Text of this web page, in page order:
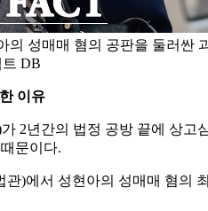
의 성매매 혐의 공판을 둘러싼
DB
이유
2년간의 법정 공방 끝에 상
문이다.
관)에서 성현아의 성매매 혐의